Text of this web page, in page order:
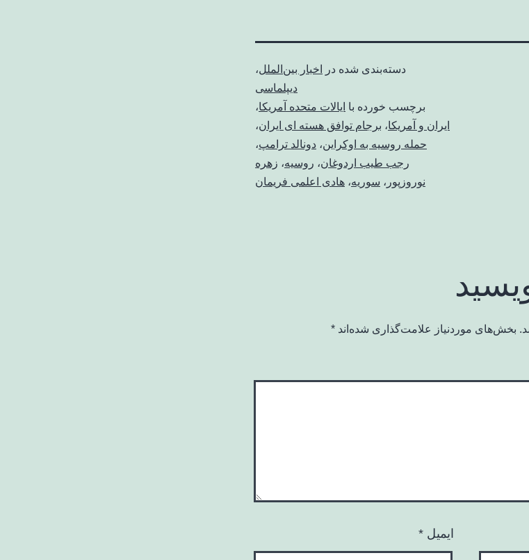
دسته‌بندی شده در اخبار بین‌الملل،
دیپلماسی
برچسب خورده با ایالات متحده آمریکا،
ایران و آمریکا، برجام توافق هسته ای ایران،
حمله روسیه به اوکراین، دونالد ترامپ،
رجب طیب اردوغان، روسیه، زهره
نوروزپور ، سوریه، هادی اعلمی فریمان
بخش‌های موردنیاز علامت‌گذاری شده‌اند *
ایمیل *